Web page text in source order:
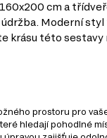
cm a
Moderní
krásu této
prostoru pro
hledají pohodlné